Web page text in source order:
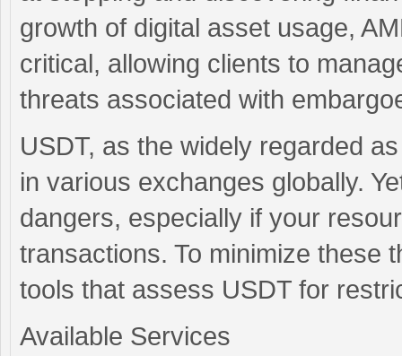
growth of digital asset usage,
critical, allowing clients to
threats associated with
USDT, as the widely regarded
in various exchanges globally.
dangers, especially if your
transactions. To minimize these
tools that assess USDT for
Available Services